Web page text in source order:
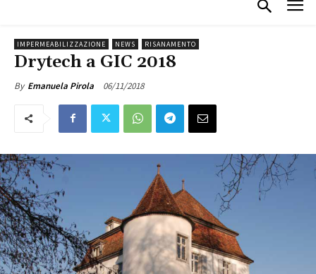
IMPERMEABILIZZAZIONE NEWS RISANAMENTO
Drytech a GIC 2018
By Emanuela Pirola 06/11/2018